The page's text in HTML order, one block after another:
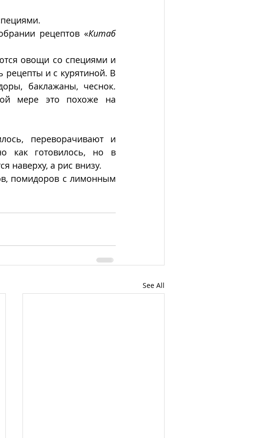
рецептов «Китаб
овощи со специями и
рецепты и с курятиной. В
баклажаны, чеснок.
мере это похоже на
переворачивают и
как готовилось, но в
наверху, а рис внизу.
помидоров с лимонным
See All